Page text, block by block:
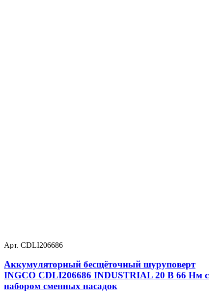
Арт. CDLI206686
Аккумуляторный бесщёточный шуруповерт
INGCO CDLI206686 INDUSTRIAL 20 В 66 Нм с
набором сменных насадок